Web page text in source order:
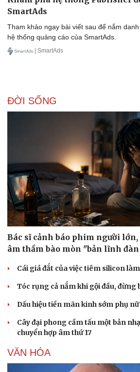
Doanh nghiệp
SmartAds
Tham khảo ngay bài viết sau để nắm
hệ thống quảng cáo của SmartAds.
| SmartAds
ĐỜI SỐNG
Bác sĩ cảnh báo phim người
âm thầm bào mòn "bản lĩnh
Cái giá đắt của việc tiêm silicon
Tóc rụng cả nắm khi gội đầu, đừng
Dấu hiệu tiền mãn kinh sớm phụ
Cây đại phong cầm tấu một bản
chuyển hợp âm thứ 17
VĂN HÓA